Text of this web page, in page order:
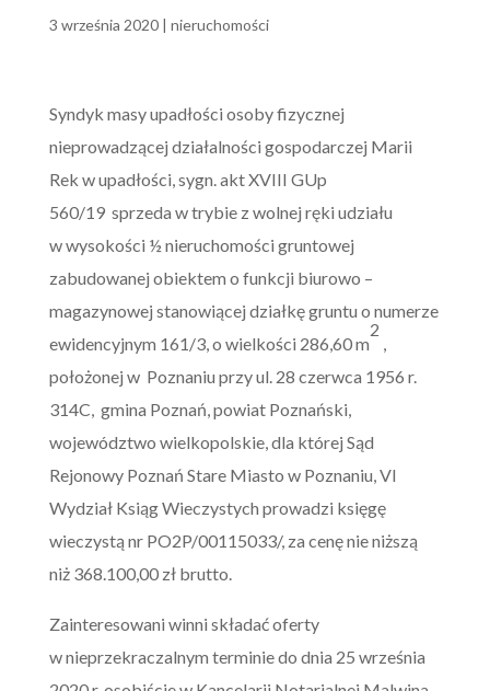
3 września 2020| nieruchomości
Syndyk masy upadłości osoby fizycznej
nieprowadzącej działalności gospodarczej Marii
Rek w upadłości, sygn. akt XVIII GUp
560/19 sprzeda w trybie z wolnej ręki udziału
w wysokości ½ nieruchomości gruntowej
zabudowanej obiektem o funkcji biurowo –
magazynowej stanowiącej działkę gruntu o numerze
ewidencyjnym 161/3, o wielkości 286,60 m
2
,
położonej w Poznaniu przy ul. 28 czerwca 1956 r.
314C, gmina Poznań, powiat Poznański,
województwo wielkopolskie, dla której Sąd
Rejonowy Poznań Stare Miasto w Poznaniu, VI
Wydział Ksiąg Wieczystych prowadzi księgę
wieczystą nr PO2P/00115033/, za cenę nie niższą
niż 368.100,00 zł brutto.
Zainteresowani winni składać oferty
w nieprzekraczalnym terminie do dnia 25 września